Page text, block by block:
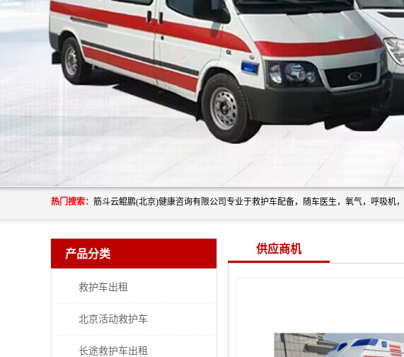
热门搜索：
产品分类
救护车出租
北京活动救护车
长途救护车出租
供应商机